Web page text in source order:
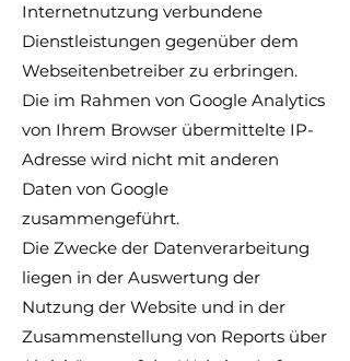
Internetnutzung verbundene
Dienstleistungen gegenüber dem
Webseitenbetreiber zu erbringen.
Die im Rahmen von Google Analytics
von Ihrem Browser übermittelte IP-
Adresse wird nicht mit anderen
Daten von Google
zusammengeführt.
Die Zwecke der Datenverarbeitung
liegen in der Auswertung der
Nutzung der Website und in der
Zusammenstellung von Reports über